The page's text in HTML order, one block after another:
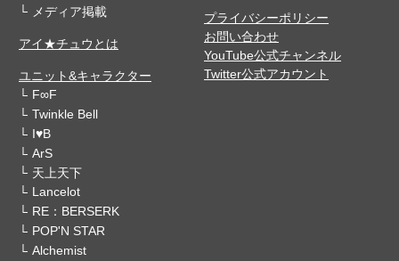
メディア掲載
アイ★チュウとは
ユニット&キャラクター
F∞F
Twinkle Bell
I♥B
ArS
天上天下
Lancelot
RE：BERSERK
POP'N STAR
Alchemist
プライバシーポリシー
お問い合わせ
YouTube公式チャンネル
Twitter公式アカウント